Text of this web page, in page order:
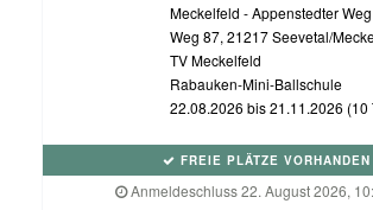
Meckelfeld - Appenstedter
Weg 87, 21217 Seevetal/
TV Meckelfeld
Rabauken-Mini-Ballschule
22.08.2026 bis 21.11.2026 (10
FREIE PLÄTZE VORHANDEN
Anmeldeschluss 22. August 2026,